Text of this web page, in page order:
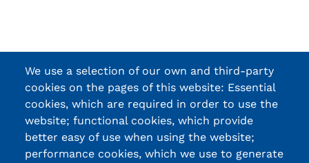
We use a selection of our own and third-party
cookies on the pages of this website: Essential
cookies, which are required in order to use the
website; functional cookies, which provide
better easy of use when using the website;
performance cookies, which we use to generate